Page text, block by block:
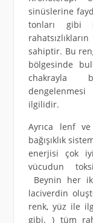
sinüslerine
tonları gibi
sahiptir. Bu
bölgesinde
chakrayla
ilgilidir.
Ayrıca lenf
bağışıklık
enerjisi çok
vücudun
Beynin her
laciverdin
renk, yüz ile
gibi. ) tüm